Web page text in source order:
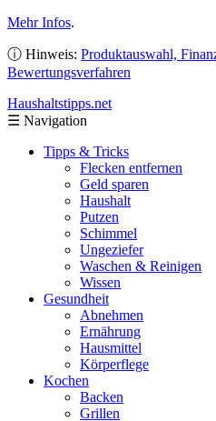
Mehr Infos.
ⓘ Hinweis: Produktauswahl,
Bewertungsverfahren
Haushaltstipps.net
☰ Navigation
Tipps & Tricks
Flecken entfernen
Geld sparen
Haushalt
Putzen
Schimmel
Ungeziefer
Waschen & Reinigen
Wissen
Gesundheit
Abnehmen
Ernährung
Hausmittel
Körperflege
Kochen
Backen
Grillen